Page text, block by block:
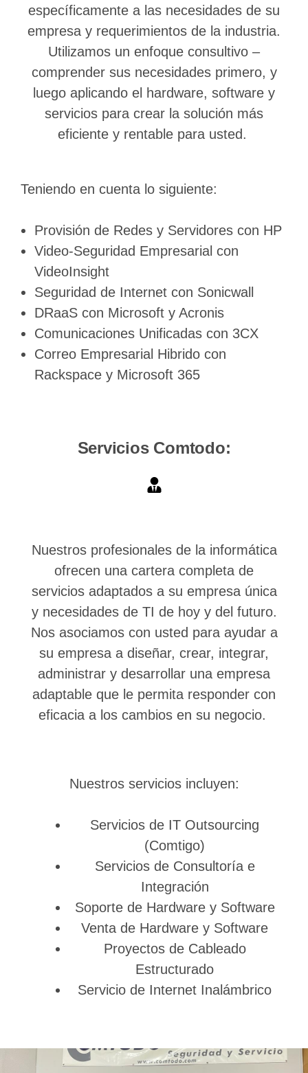
específicamente a las necesidades de su
empresa y requerimientos de la industria.
Utilizamos un enfoque consultivo –
comprender sus necesidades primero, y
luego aplicando el hardware, software y
servicios para crear la solución más
eficiente y rentable para usted.
Teniendo en cuenta lo siguiente:
Provisión de Redes y Servidores con HP
Video-Seguridad Empresarial con
VideoInsight
Seguridad de Internet con Sonicwall
DRaaS con Microsoft y Acronis
Comunicaciones Unificadas con 3CX
Correo Empresarial Hibrido con
Rackspace y Microsoft 365
Servicios Comtodo:
Nuestros profesionales de la informática
ofrecen una cartera completa de
servicios adaptados a su empresa única
y necesidades de TI de hoy y del futuro.
Nos asociamos con usted para ayudar a
su empresa a diseñar, crear, integrar,
administrar y desarrollar una empresa
adaptable que le permita responder con
eficacia a los cambios en su negocio.
Nuestros servicios incluyen:
Servicios de IT Outsourcing
(Comtigo)
Servicios de Consultoría e
Integración
Soporte de Hardware y Software
Venta de Hardware y Software
Proyectos de Cableado
Estructurado
Servicio de Internet Inalámbrico